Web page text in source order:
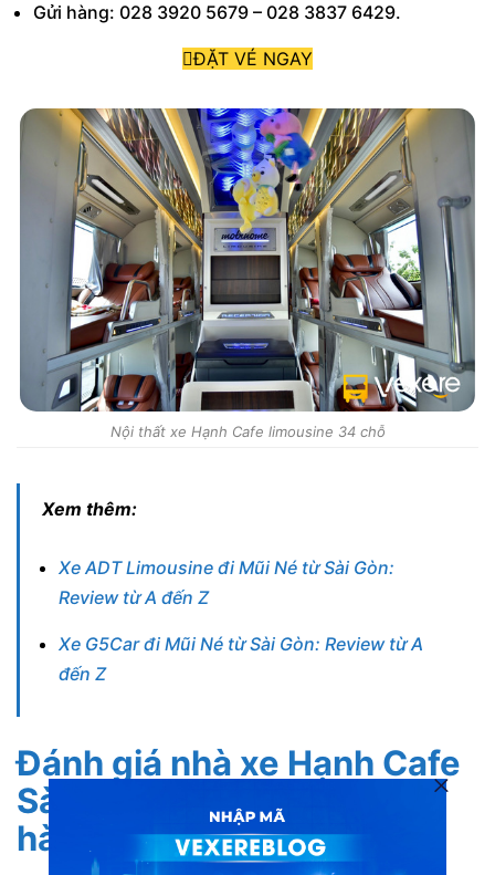
Gửi hàng: 028 3920 5679 – 028 3837 6429.
ĐẶT VÉ NGAY
Nội thất xe Hạnh Cafe limousine 34 chỗ
Xem thêm:
Xe ADT Limousine đi Mũi Né từ Sài Gòn:
Review từ A đến Z
Xe G5Car đi Mũi Né từ Sài Gòn: Review từ A
đến Z
Đánh giá nhà xe Hạnh Cafe
Sài Gòn Mũi Né từ khách
hàng